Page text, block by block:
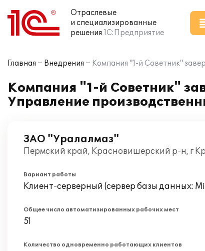
Отраслевые
и специализированные
решения 1С:Предприятие
Главная Внедрения Компания "1-й Советник"
Компания "1-й Советник"
Управление
ЗАО "Уралалмаз"
Пермский край, Красновишерский р-н, г
Вариант работы
Клиент-серверный (сервер базы данных:
Общее число автоматизированных рабочих мест
51
Количество одновременно работающих клиентов